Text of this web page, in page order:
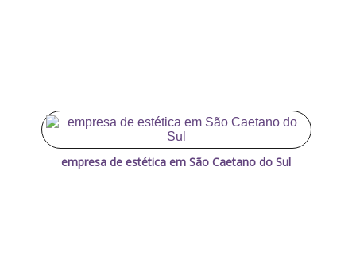
empresa de estética em São Caetano do Sul